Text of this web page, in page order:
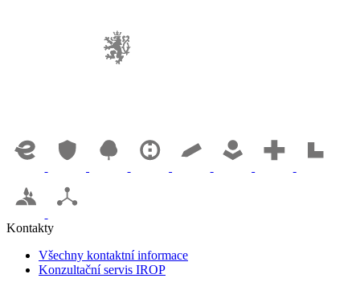
Kontakty
Všechny kontaktní informace
Konzultační servis IROP